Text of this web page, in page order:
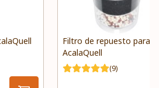
Filtro de repuesto para
AcalaQuell
(9)